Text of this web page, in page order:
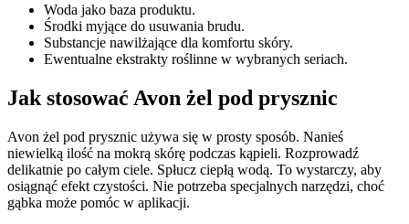
Woda jako baza produktu.
Środki myjące do usuwania brudu.
Substancje nawilżające dla komfortu skóry.
Ewentualne ekstrakty roślinne w wybranych seriach.
Jak stosować Avon żel pod prysznic
Avon żel pod prysznic używa się w prosty sposób. Nanieś
niewielką ilość na mokrą skórę podczas kąpieli. Rozprowadź
delikatnie po całym ciele. Spłucz ciepłą wodą. To wystarczy, aby
osiągnąć efekt czystości. Nie potrzeba specjalnych narzędzi, choć
gąbka może pomóc w aplikacji.